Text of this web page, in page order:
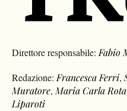
Direttore responsabile:Fabio
Redazione:Francesca Ferri,
Muratore,Maria Carla Rota
Liparoti